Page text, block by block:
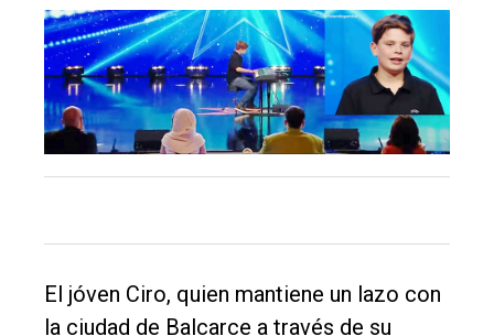
El
Balcarce
El jóven Ciro, quien mantiene un lazo con
la ciudad de Balcarce a través de su